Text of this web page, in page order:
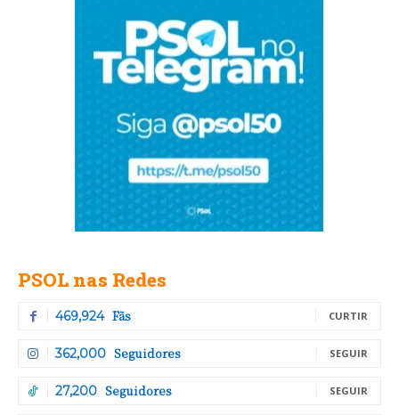
PSOL nas Redes
469,924 Fãs CURTIR
362,000 Seguidores SEGUIR
27,200 Seguidores SEGUIR